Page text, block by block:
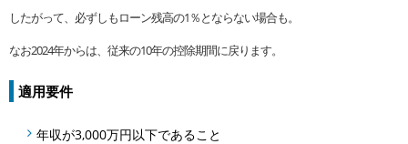
したがって、必ずしもローン残高の1％とならない場合も。
なお2024年からは、従来の10年の控除期間に戻ります。
適用要件
年収が3,000万円以下であること